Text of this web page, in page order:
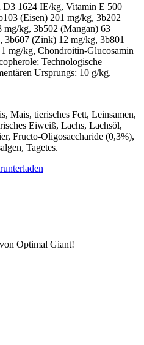
1624 IE/kg, Vitamin E 500
(Eisen) 201 mg/kg, 3b202
kg, 3b502 (Mangan) 63
(Zink) 12 mg/kg, 3b801
mg/kg, Chondroitin-Glucosamin
Technologische
Ursprungs: 10 g/kg.
Mais, tierisches Fett, Leinsamen,
Eiweiß, Lachs, Lachsöl,
Fructo-Oligosaccharide (0,3%),
Tagetes.
Optimal Giant!